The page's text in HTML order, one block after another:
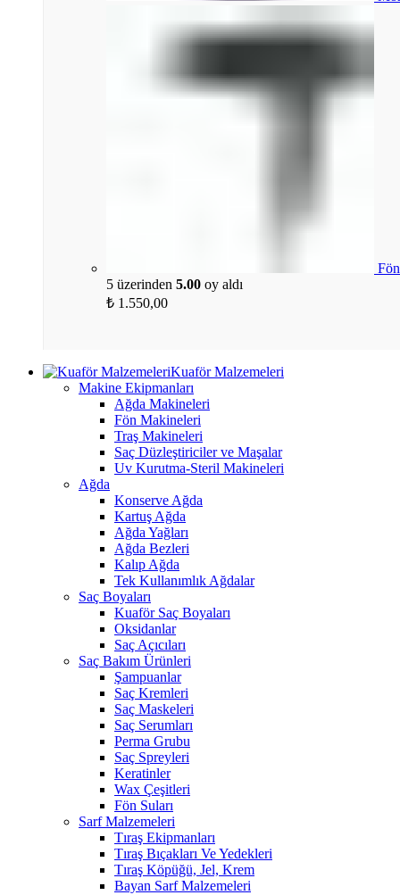
5 üzerinden 5.00 oy aldı
₺ 1.550,00
Kuaför Malzemeleri
Makine Ekipmanları
Ağda Makineleri
Fön Makineleri
Traş Makineleri
Saç Düzleştiriciler ve Maşalar
Uv Kurutma-Steril Makineleri
Ağda
Konserve Ağda
Kartuş Ağda
Ağda Yağları
Ağda Bezleri
Kalıp Ağda
Tek Kullanımlık Ağdalar
Saç Boyaları
Kuaför Saç Boyaları
Oksidanlar
Saç Açıcıları
Saç Bakım Ürünleri
Şampuanlar
Saç Kremleri
Saç Maskeleri
Saç Serumları
Perma Grubu
Saç Spreyleri
Keratinler
Wax Çeşitleri
Fön Suları
Sarf Malzemeleri
Tıraş Ekipmanları
Tıraş Bıçakları Ve Yedekleri
Tıraş Köpüğü, Jel, Krem
Bayan Sarf Malzemeleri